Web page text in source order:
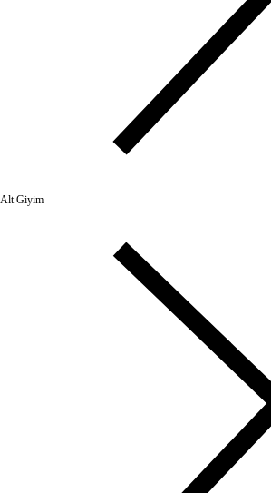
Alt Giyim